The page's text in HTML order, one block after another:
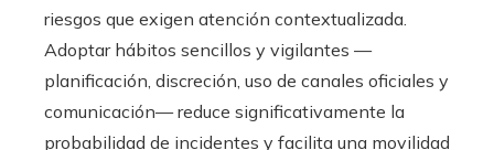
riesgos que exigen atención contextualizada.
Adoptar hábitos sencillos y vigilantes —
planificación, discreción, uso de canales oficiales y
comunicación— reduce significativamente la
probabilidad de incidentes y facilita una movilidad